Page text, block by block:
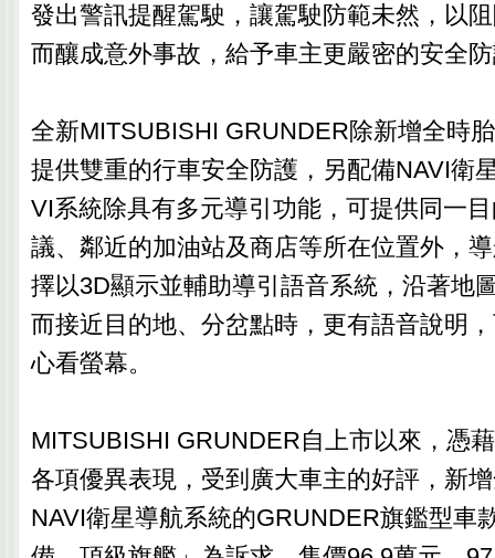
發出警訊提醒駕駛，讓駕駛防範未然，以
而釀成意外事故，給予車主更嚴密的安全
全新MITSUBISHI GRUNDER除新增全時
提供雙重的行車安全防護，另配備NAVI衛
VI系統除具有多元導引功能，可提供同一
議、鄰近的加油站及商店等所在位置外，
擇以3D顯示並輔助導引語音系統，沿著地
而接近目的地、分岔點時，更有語音說明
心看螢幕。
MITSUBISHI GRUNDER自上市以來，憑
各項優異表現，受到廣大車主的好評，新
NAVI衛星導航系統的GRUNDER旗鑑型車